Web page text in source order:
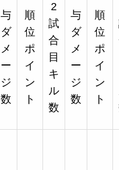
与
ダ
メ
ー
ジ
数
順
位
ポ
イ
ン
ト
2
試
合
目
キ
ル
数
与
ダ
メ
ー
ジ
数
順
位
ポ
イ
ン
ト